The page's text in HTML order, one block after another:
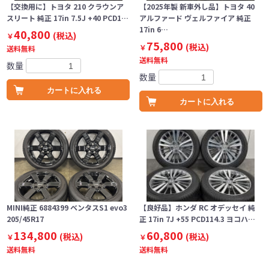
【交換用に】トヨタ 210 クラウンア
スリート 純正 17in 7.5J +40 PCD1…
￥40,800 (税込)
送料無料
数量
カートに入れる
【2025年製 新車外し品】トヨタ 40
アルファード ヴェルファイア 純正
17in 6…
￥75,800 (税込)
送料無料
数量
カートに入れる
MINI純正 6884399 ベンタスS1 evo3
205/45R17
￥134,800 (税込)
送料無料
【良好品】ホンダ RC オデッセイ 純
正 17in 7J +55 PCD114.3 ヨコハ…
￥60,800 (税込)
送料無料